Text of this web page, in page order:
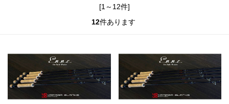
[1～12件]
12件あります